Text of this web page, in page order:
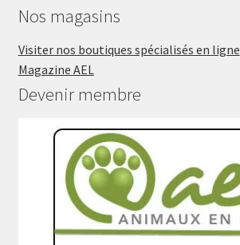
Nos magasins
Visiter nos boutiques spécialisés en ligne
Magazine AEL
Devenir membre